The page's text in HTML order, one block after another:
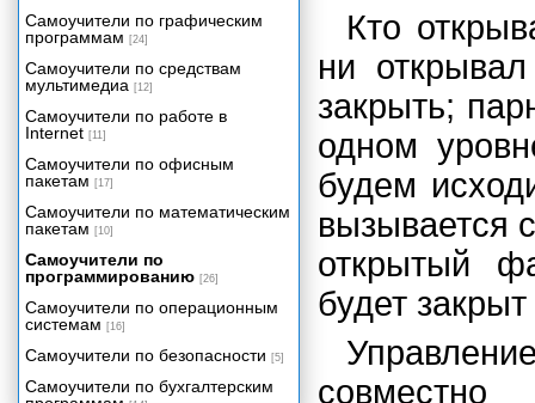
Кто
ни
закрыть;
одном
будем
вызывается
открытый
будет
Самоучители по графическим
программам [24]
Самоучители по средствам
мультимедиа [12]
Самоучители по работе в
Internet [11]
Самоучители по офисным
пакетам [17]
Самоучители по математическим
пакетам [10]
Самоучители по
программированию [26]
Самоучители по операционным
системам [16]
Самоучители по безопасности [5]
Самоучители по бухгалтерским